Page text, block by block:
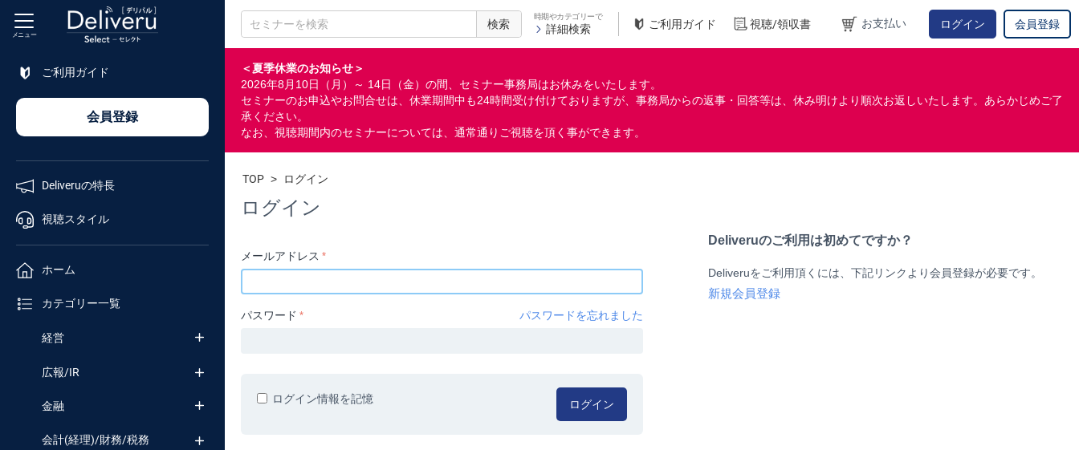
検索
時期やカテゴリーで
詳細検索 ご利用ガイド 視聴/領収書 お支払い ログイン 会員登録
＜夏季休業のお知らせ＞
2026年8月10日（月）～ 14日（金）の間、セミナー事務局はお休みをいたします。
セミナーのお申込やお問合せは、休業期間中も24時間受け付けておりますが、事務局からの返事・回答等は、休み明けより順次お返しいたします。あらかじめご了
承ください。
なお、視聴期間内のセミナーについては、通常通りご視聴を頂く事ができます。
メニュー
ご利用ガイド
会員登録
Deliveruの特長
視聴スタイル
ホーム
カテゴリー一覧
経営
広報/IR
金融
会計(経理)/財務/税務
企業
チャンネル
TOP > ログイン
ログイン
メールアドレス
パスワード パスワードを忘れました
ログイン
ログイン情報を記憶
Deliveruのご利用は初めてですか？
Deliveruをご利用頂くには、下記リンクより会員登録が必要です。
新規会員登録